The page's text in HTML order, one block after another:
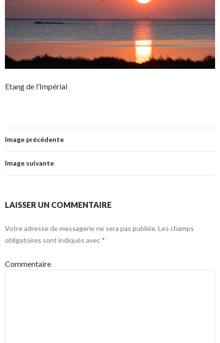
Etang de l’Impérial
Image précédente
Image suivante
LAISSER UN COMMENTAIRE
Votre adresse de messagerie ne sera pas publiée. Les champs
obligatoires sont indiqués avec *
Commentaire